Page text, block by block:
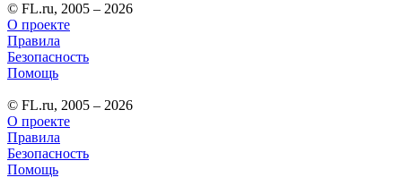
© FL.ru, 2005 – 2026
О проекте
Правила
Безопасность
Помощь
© FL.ru, 2005 – 2026
О проекте
Правила
Безопасность
Помощь